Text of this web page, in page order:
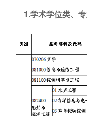
1.学术学位类、